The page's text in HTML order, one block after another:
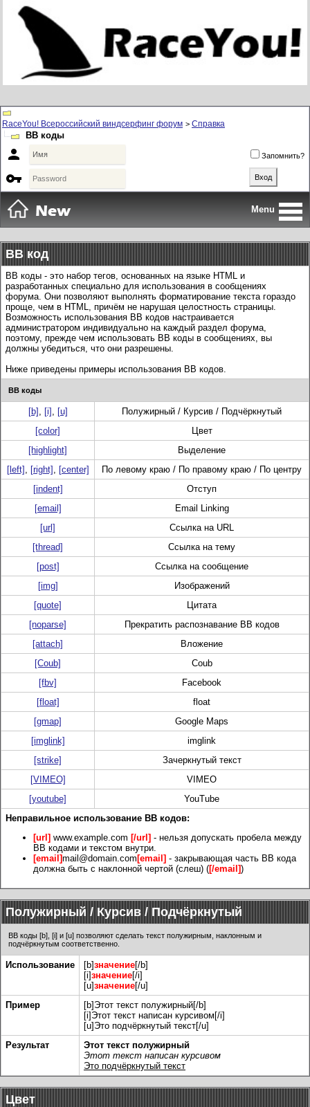
RaceYou! Всероссийский виндсерфинг форум > Справка
BB коды
 Запомнить?

Menu
BB код
BB коды - это набор тегов, основанных на языке HTML и
разработанных специально для использования в сообщениях
форума. Они позволяют выполнять форматирование текста гораздо
проще, чем в HTML, причём не нарушая целостность страницы.
Возможность использования BB кодов настраивается
администратором индивидуально на каждый раздел форума,
поэтому, прежде чем использовать BB коды в сообщениях, вы
должны убедиться, что они разрешены.
Ниже приведены примеры использования BB кодов.
BB коды
[b] , [i] , [u]
Полужирный / Курсив / Подчёркнутый
[color]
Цвет
[highlight]
Выделение
[left] , [right] , [center]
По левому краю / По правому краю / По центру
[indent]
Отступ
[email]
Email Linking
[url]
Ссылка на URL
[thread]
Ссылка на тему
[post]
Ссылка на сообщение
[img]
Изображений
[quote]
Цитата
[noparse]
Прекратить распознавание BB кодов
[attach]
Вложение
[Coub]
Coub
[fbv]
Facebook
[float]
float
[gmap]
Google Maps
[imglink]
imglink
[strike]
Зачеркнутый текст
[VIMEO]
VIMEO
[youtube]
YouTube
Неправильное использование BB кодов:
[url] www.example.com [/url] - нельзя допускать пробела между
BB кодами и текстом внутри.
[email]mail@domain.com [email] - закрывающая часть BB кода
должна быть с наклонной чертой (слеш) ([/email])
Полужирный / Курсив / Подчёркнутый
BB коды [b], [i] и [u] позволяют сделать текст полужирным, наклонным и
подчёркнутым соответственно.
Использование [b]значение[/b]
[i]значение[/i]
[u]значение[/u]
Пример
[b]Этот текст полужирный[/b]
[i]Этот текст написан курсивом[/i]
[u]Это подчёркнутый текст[/u]
Результат
Этот текст полужирный
Этот текст написан курсивом
Это подчёркнутый текст
Цвет